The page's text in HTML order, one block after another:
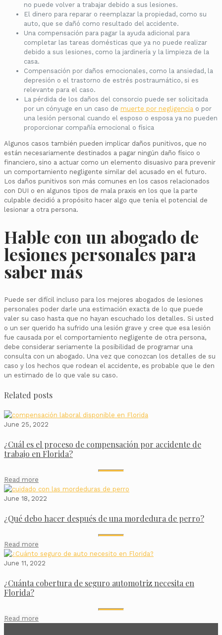
no puede volver a trabajar debido a sus lesiones.
El dinero para reparar o reemplazar la propiedad, como su
auto, que se dañó como resultado del accidente.
Una compensación para pagar la ayuda adicional para
completar las tareas domésticas que ya no puede realizar
debido a sus lesiones, como la jardinería y la limpieza de la
casa.
Compensación por daños emocionales, como la ansiedad, la
depresión o el trastorno de estrés postraumático, si es
relevante para el caso.
La pérdida de los daños del consorcio puede ser solicitada
por un cónyuge en un caso de muerte por negligencia o por
una lesión personal cuando el esposo o esposa ya no pueden
proporcionar compañía emocional o física
Algunos casos también pueden implicar daños punitivos, que no
están necesariamente destinados a pagar ningún daño físico o
financiero, sino a actuar como un elemento disuasivo para prevenir
un comportamiento negligente similar del acusado en el futuro.
Los daños punitivos son más comunes en los casos relacionados
con DUI o en algunos tipos de mala praxis en los que la parte
culpable decidió a propósito hacer algo que tenía el potencial de
lesionar a otra persona.
Hable con un abogado de
lesiones personales para
saber más
Puede ser difícil incluso para los mejores abogados de lesiones
personales poder darle una estimación exacta de lo que puede
valer su caso hasta que no hayan escuchado los detalles. Si usted
o un ser querido ha sufrido una lesión grave y cree que esa lesión
fue causada por el comportamiento negligente de otra persona,
debe considerar seriamente la posibilidad de programar una
consulta con un abogado. Una vez que conozcan los detalles de su
caso y los hechos que rodean el accidente, es probable que le den
un estimado de lo que vale su caso.
Related posts
June 25, 2022
¿Cuál es el proceso de compensación por accidente de
trabajo en Florida?
Read more
June 18, 2022
¿Qué debo hacer después de una mordedura de perro?
Read more
June 11, 2022
¿Cuánta cobertura de seguro automotriz necesita en
Florida?
Read more